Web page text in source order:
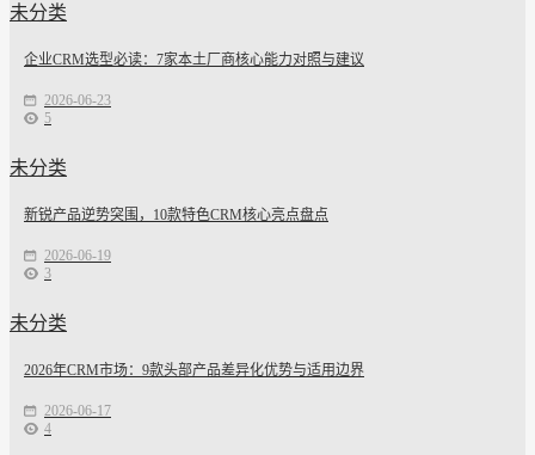
未分类
企业CRM选型必读：7家本土厂商核心能力对照与建议
2026-06-23
5
未分类
新锐产品逆势突围，10款特色CRM核心亮点盘点
2026-06-19
3
未分类
2026年CRM市场：9款头部产品差异化优势与适用边界
2026-06-17
4